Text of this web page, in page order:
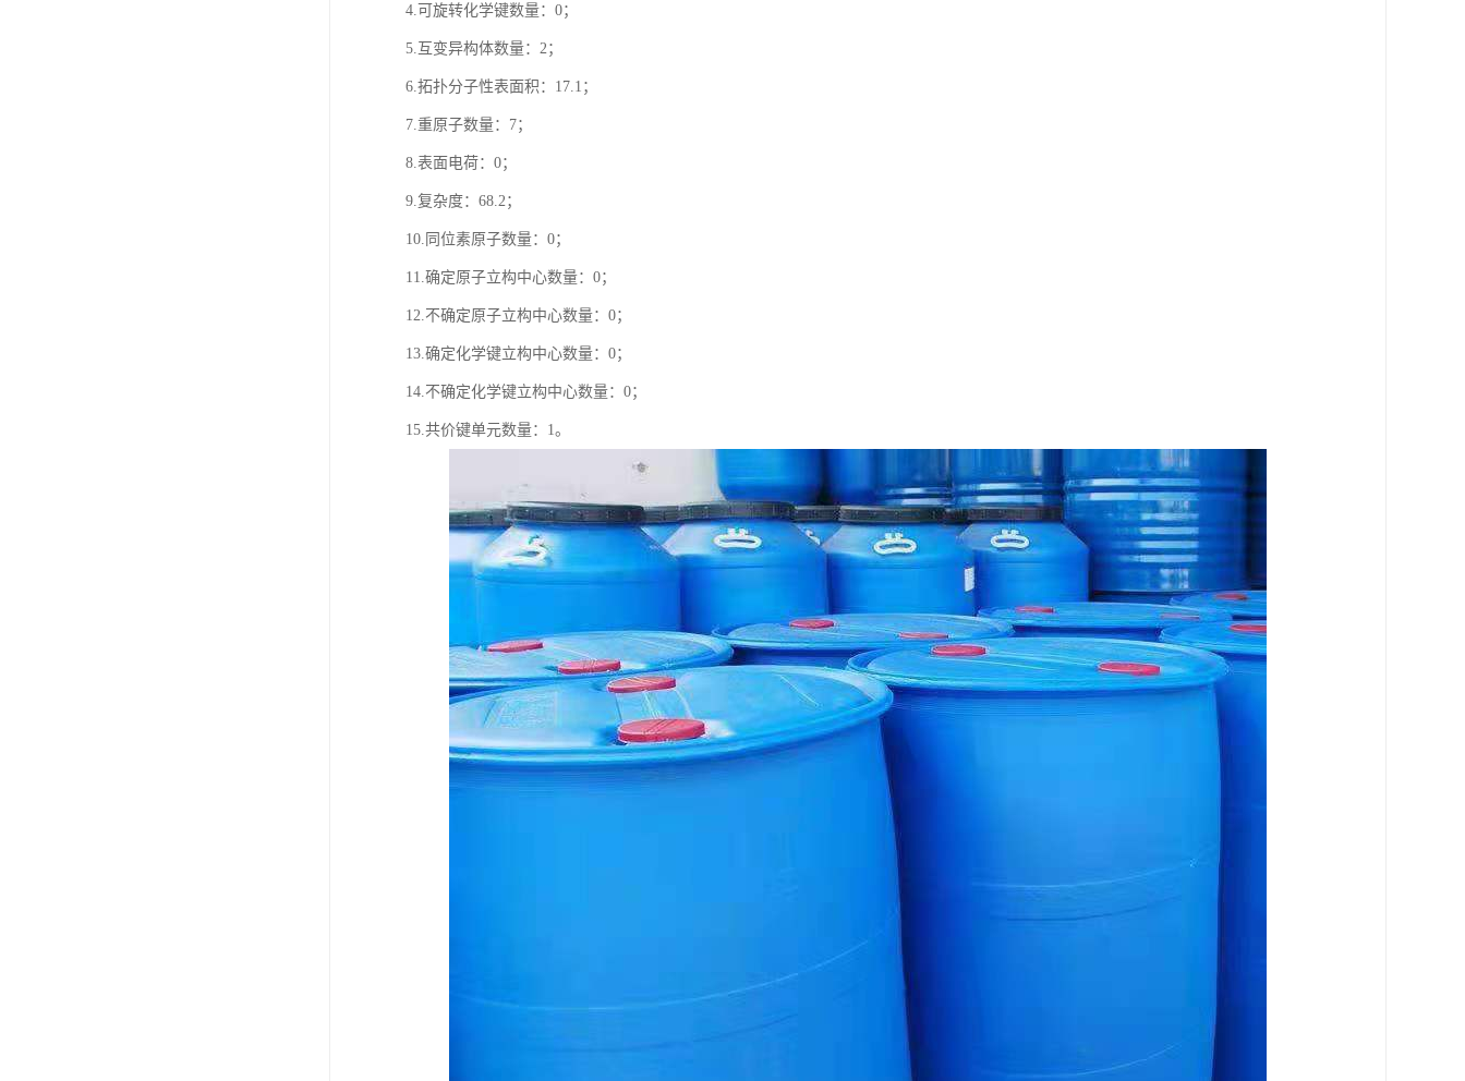
4.可旋转化学键数量：0；
5.互变异构体数量：2；
6.拓扑分子性表面积：17.1；
7.重原子数量：7；
8.表面电荷：0；
9.复杂度：68.2；
10.同位素原子数量：0；
11.确定原子立构中心数量：0；
12.不确定原子立构中心数量：0；
13.确定化学键立构中心数量：0；
14.不确定化学键立构中心数量：0；
15.共价键单元数量：1。